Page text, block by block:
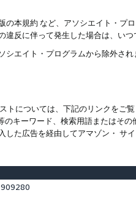
本規約 など、アソシエイト・プ
違反に伴って発生した場合は、いつ
エイト・プログラムから除外され
については、下記のリンクをご
キーワード、検索用語またはそ
した広告を経由してアマゾン・ サ